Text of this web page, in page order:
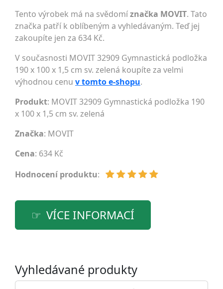
Tento výrobek má na svědomíznačka MOVIT. Tato
značka patří k oblíbeným a vyhledávaným. Teď jej
zakoupíte jen za 634 Kč.
V současnosti MOVIT 32909 Gymnastická podložka
190 x 100 x 1,5 cm sv. zelená koupíte za velmi
výhodnou cenu v tomto e-shopu.
Produkt: MOVIT 32909 Gymnastická podložka 190
x 100 x 1,5 cm sv. zelená
Značka: MOVIT
Cena: 634 Kč
Hodnocení produktu:
VÍCE INFORMACÍ
Vyhledávané produkty